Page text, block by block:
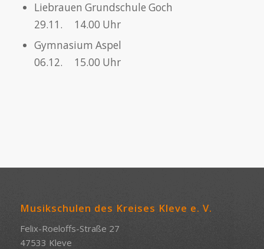
Liebrauen Grundschule Goch
29.11. 14.00 Uhr
Gymnasium Aspel
06.12. 15.00 Uhr
Musikschulen des Kreises Kleve e. V.
Felix-Roeloffs-Straße 27
47533 Kleve